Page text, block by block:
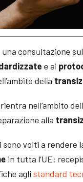
consultazione
e ai
della
nell’ambito
alla
sono volti a rendere
in tutta l’UE:
aglistandard